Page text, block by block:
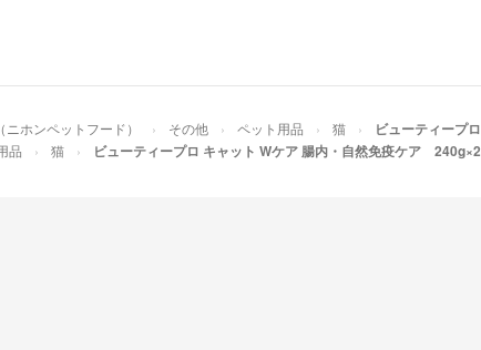
ホンペットフード） その他 ペット用品 猫 ビューティープ
品 猫 ビューティープロ キャット Wケア 腸内・自然免疫ケア 240g×2